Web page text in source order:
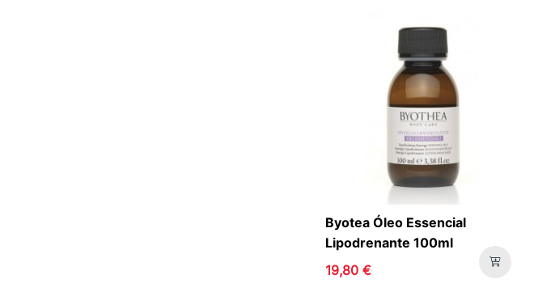
Byotea Óleo Essencial
Lipodrenante 100ml
19,80 €